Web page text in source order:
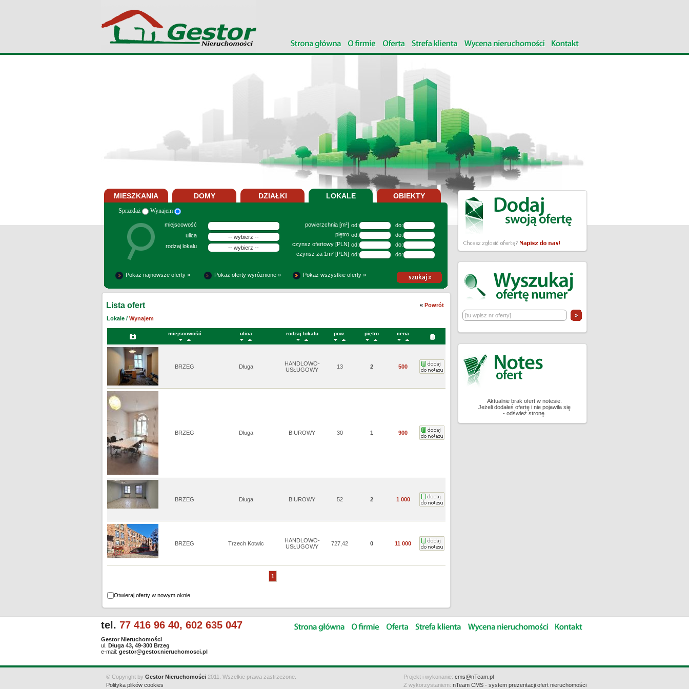
Aktualnie brak ofert w notesie.
Jeżeli dodałeś ofertę i nie pojawiła się
- odświeź stronę.
Sprzedaż Wynajem
MIESZKANIA DOMY DZIAŁKI LOKALE OBIEKTY
miejscowość
ulica
rodzaj lokalu
powierzchnia [m²] od:
do:
piętro od:
do:
czynsz ofertowy [PLN] od:
do:
czynsz za 1m² [PLN] od: do:
Pokaż najnowsze oferty » Pokaż oferty wyróżnione » Pokaż wszystkie oferty »
Lista ofert « Powrót
Lokale / Wynajem
miejscowość ulica rodzaj lokalu pow. piętro cena
BRZEG Długa
HANDLOWO-
USŁUGOWY
13 2 500
BRZEG Długa BIUROWY 30 1 900
BRZEG Długa BIUROWY 52 2 1 000
BRZEG Trzech Kotwic
HANDLOWO-
USŁUGOWY
727,42 0 11 000
1
Otwieraj oferty w nowym oknie
tel. 77 416 96 40, 602 635 047
Gestor Nieruchomości
ul. Długa 43, 49-300 Brzeg
e-mail: gestor@gestor.nieruchomosci.pl
© Copyright by Gestor Nieruchomości 2011. Wszelkie prawa zastrzeżone.
Polityka plików cookies
Projekt i wykonanie: cms@nTeam.pl
Z wykorzystaniem: nTeam CMS - system prezentacji ofert nieruchomości